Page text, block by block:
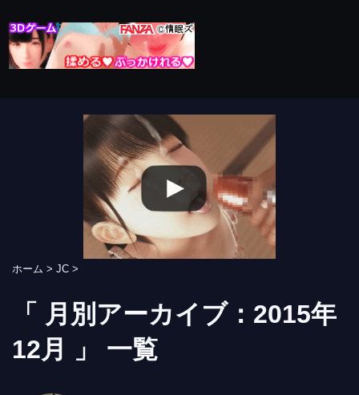
ホーム > JC >
「 月別アーカイブ：2015年
12月 」 一覧